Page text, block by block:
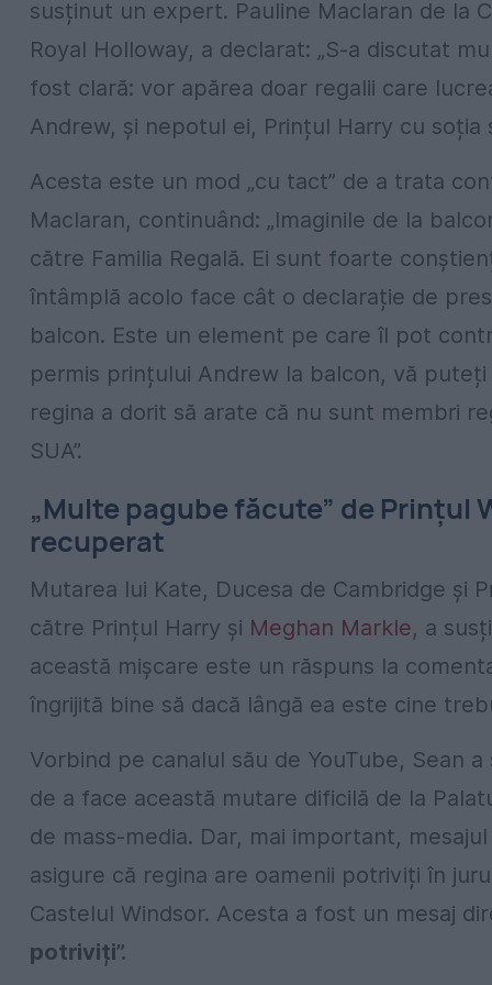
susținut un expert. Pauline Maclaran de la
Royal Holloway, a declarat: „S-a discutat
fost clară: vor apărea doar regalii care
Andrew, și nepotul ei, Prințul Harry cu soția
Acesta este un mod „cu tact” de a trata
Maclaran, continuând: „Imaginile de la
către Familia Regală. Ei sunt foarte
întâmplă acolo face cât o declarație de
balcon. Este un element pe care îl pot
permis prințului Andrew la balcon, vă
regina a dorit să arate că nu sunt membri
SUA”.
„Multe pagube făcute” de Prințul
recuperat
Mutarea lui Kate, Ducesa de Cambridge și
către Prințul Harry și Meghan Markle, a
această mișcare este un răspuns la
îngrijită bine să dacă lângă ea este cine
Vorbind pe canalul său de YouTube, Sean
de a face această mutare dificilă de la
de mass-media. Dar, mai important,
asigure că regina are oamenii potriviți în
Castelul Windsor. Acesta a fost un mesaj
potriviți”.